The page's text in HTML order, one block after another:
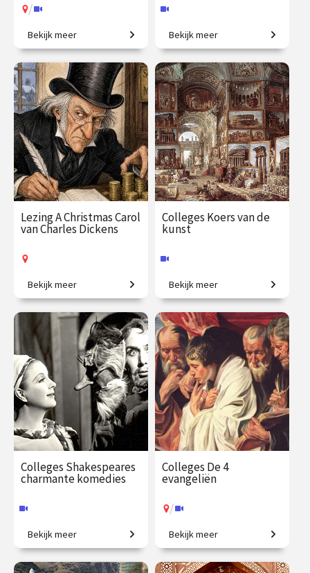
/
Koloniale erfenis in de
moderne Nederlandse
literatuur.
€ 195.00
vanaf 25
jan.
/ Op locatie of online
Bekijk meer
De zondebok op een bezem.
€ 35.00
vanaf 30
okt.
Online
Bekijk meer
Lezing A Christmas Carol
van Charles Dickens
Het bekende kerstverhaal
van Charles Dickens.
€ 19.00 / €
23.50
vanaf 12
dec.
Op locatie
Bekijk meer
Colleges Koers van de
kunst
Creatieve steden, van
Athene tot New York.
€ 345.00
vanaf 23
sep.
Online
Bekijk meer
Colleges Shakespeares
charmante komedies
Een love story.
Bekijk meer
Colleges De 4
evangeliën
/
De verhalen achter
Mattheüs, Markus, Lucas en
Johannes.
Bekijk meer